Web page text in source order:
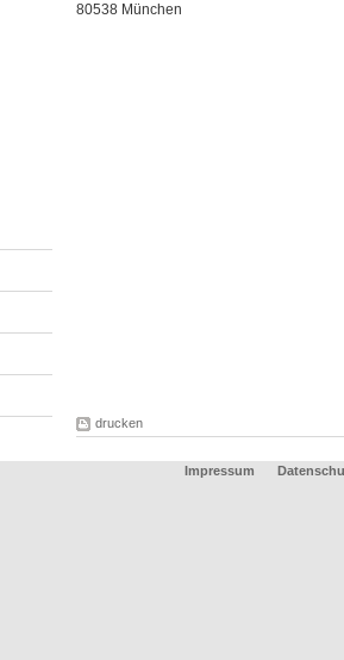
80538 München
drucken
Impressum